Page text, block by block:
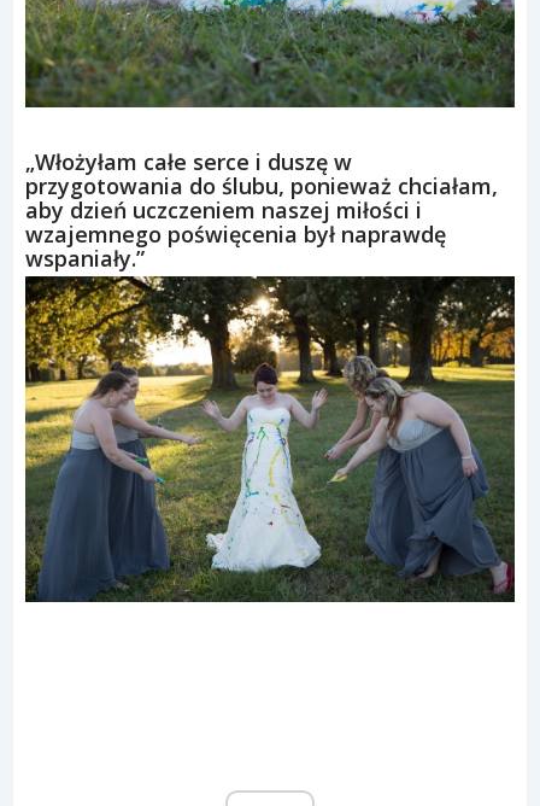
„Włożyłam całe serce i duszę w
przygotowania do ślubu, ponieważ chciałam,
aby dzień uczczeniem naszej miłości i
wzajemnego poświęcenia był naprawdę
wspaniały.”